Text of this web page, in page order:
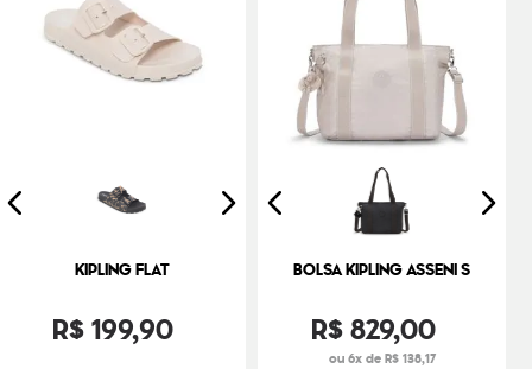
KIPLING FLAT
R$199,90
BOLSA KIPLING ASSENI S
R$829,00
ou 6x de R$ 138,17